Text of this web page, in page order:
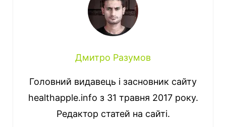
Дмитро Разумов
Головний видавець і засновник сайту
healthapple.info з 31 травня 2017 року.
Редактор статей на сайті.